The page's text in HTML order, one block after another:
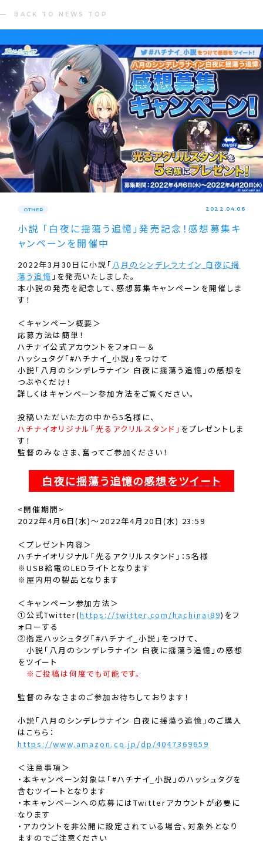
BACK TO NEWS TOP
OTHER 2022.04.06
小説 ｢白夜に揺蕩う追憶｣発売記念！感想募集キ
ャンペーンを開催中
2022年3月30日に小説｢八月のシンデレラナイン 白夜に揺
蕩う追憶 ｣を発売いたしました。
本小説の発売を記念して、感想募集キャンペーンを開催しま
す！
＜キャンペーン概要＞
応募方法は簡単！
ハチナイ公式アカウントをフォロー＆
ハッシュタグ「#ハチナイ_小説」をつけて
小説｢八月のシンデレラナイン 白夜に揺蕩う追憶｣の感想を
つぶやくだけ！
詳しくはキャンペーン参加方法をご覧ください。
投稿いただいた方の中から5名様に、
ハチナイオリジナル｢光るアクリルスタンド｣ をプレゼントしま
す！
監督のみなさま、奮ってご参加ください！
白夜に揺蕩う追憶の感想をツイート
<開催期間>
2022年4月6日(水)〜2022年4月20日(水) 23:59
＜プレゼント内容＞
ハチナイオリジナル｢光るアクリルスタンド｣：5名様
※USB給電のLEDライトとなります
※屋内用の製品となります
＜キャンペーン参加方法＞
①公式Twitter(https://twitter.com/hachinai89)をフ
ォローする
②指定ハッシュタグ「#ハチナイ_小説」をつけて、
小説｢八月のシンデレラナイン 白夜に揺蕩う追憶｣の感想
をツイート
※ご投稿は何度でも可能です。
監督のみなさまのご参加お待ちしております！
小説｢八月のシンデレラナイン 白夜に揺蕩う追憶｣のご購入
はこちら：
https://www.amazon.co.jp/dp/4047369659
＜注意事項＞
・本キャンペーン対象は「#ハチナイ_小説」のハッシュタグを
含むツイートとなります
・本キャンペーンへの応募にはTwitterアカウントが必要に
なります
・アカウントを非公開に設定されている場合、対象外となり
ますのでご注意ください